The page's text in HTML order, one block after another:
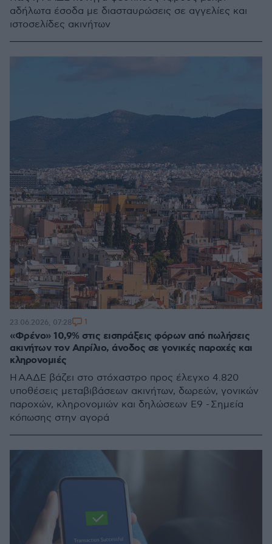
αδήλωτα έσοδα με διασταυρώσεις σε αγγελίες και
ιστοσελίδες ακινήτων
«Φρένο» 10,9% στις εισπράξεις φόρων από πωλήσεις
ακινήτων τον Απρίλιο, άνοδος σε γονικές παροχές και
κληρονομιές
Η ΑΑΔΕ βάζει στο στόχαστρο προς έλεγχο 4.820
υποθέσεις μεταβιβάσεων ακινήτων, δωρεών, γονικών
παροχών, κληρονομιών και δηλώσεων Ε9 - Σημεία
κόπωσης στην αγορά
23.06.2026, 07:28 1